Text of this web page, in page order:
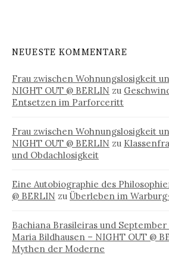
NEUESTE KOMMENTARE
Frau zwischen Wohnungslosigkeit
NIGHT OUT @ BERLIN zu
Entsetzen im Parforceritt
Frau zwischen Wohnungslosigkeit
NIGHT OUT @ BERLIN zu
und Obdachlosigkeit
Eine Autobiographie des
@ BERLIN zu Überleben im
Bachiana Brasileiras und
Maria Bildhausen – NIGHT OUT @
Mythen der Moderne